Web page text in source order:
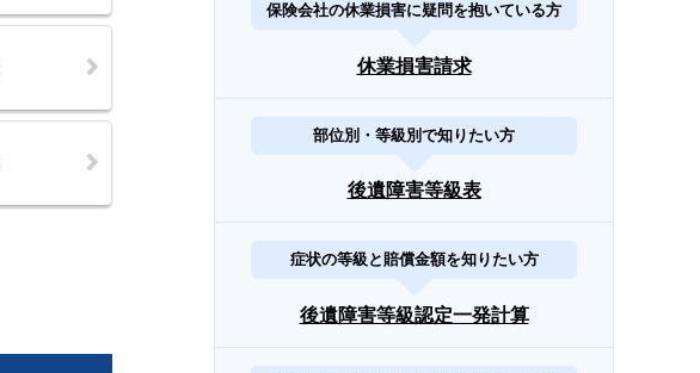
保険会社の休業損害に疑問を抱いている方
休業損害請求
部位別・等級別で知りたい方
後遺障害等級表
症状の等級と賠償金額を知りたい方
後遺障害等級認定一発計算